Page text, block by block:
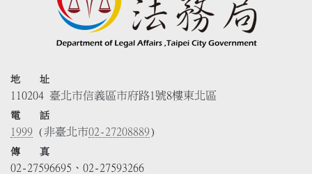
地 址
110204 臺北市信義區市府路1號8樓東北區
電 話
1999 (非臺北市02-27208889)
傳 真
02-27596695、02-27593266